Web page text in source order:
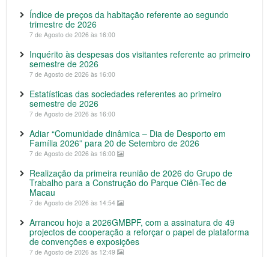
Índice de preços da habitação referente ao segundo
trimestre de 2026
7 de Agosto de 2026 às 16:00
Inquérito às despesas dos visitantes referente ao primeiro
semestre de 2026
7 de Agosto de 2026 às 16:00
Estatísticas das sociedades referentes ao primeiro
semestre de 2026
7 de Agosto de 2026 às 16:00
Adiar “Comunidade dinâmica – Dia de Desporto em
Família 2026” para 20 de Setembro de 2026
7 de Agosto de 2026 às 16:00
Realização da primeira reunião de 2026 do Grupo de
Trabalho para a Construção do Parque Ciên-Tec de
Macau
7 de Agosto de 2026 às 14:54
Arrancou hoje a 2026GMBPF, com a assinatura de 49
projectos de cooperação a reforçar o papel de plataforma
de convenções e exposições
7 de Agosto de 2026 às 12:49